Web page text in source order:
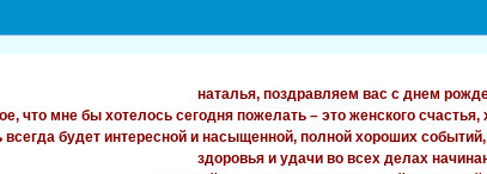
наталья, поздравляем вас с днем
что мне бы хотелось сегодня пожелать – это женского
всегда будет интересной и насыщенной, полной хороших
здоровья и удачи во всех делах